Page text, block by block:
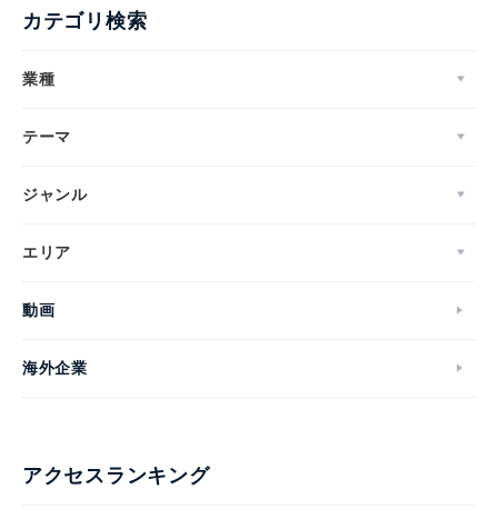
カテゴリ検索
業種
テーマ
ジャンル
エリア
動画
海外企業
アクセスランキング